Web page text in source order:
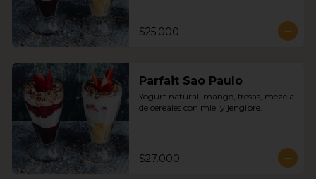
$25.000
Parfait Sao Paulo
Yogurt natural, mango, fresas, mezcla
de cereales con miel y jengibre.
$27.000